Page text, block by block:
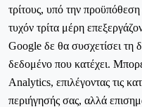
τρίτους, υπό την
τυχόν τρίτα μέρη
Google δε θα συσχετίσει τη
δεδομένο που κατέχει.
Analytics, επιλέγοντας τις
περιήγησής σας, αλλά